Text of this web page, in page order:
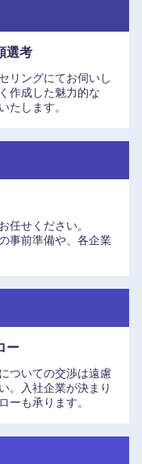
選考
リングにてお伺いし
作成した魅力的な
たします。
任せください。
事前準備や、各企業
ー
ついての交渉は遠慮
。入社企業が決まり
ーも承ります。
庫県
歌山県